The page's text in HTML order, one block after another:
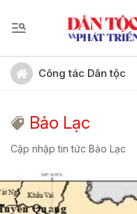
Công tác Dân tộc
Bảo Lạc
Cập nhập tin tức Bảo Lạc